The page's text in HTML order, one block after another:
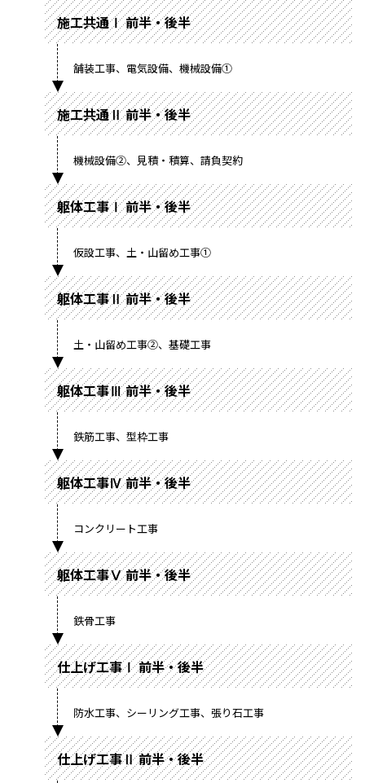
施工共通Ⅰ 前半・後半
舗装工事、電気設備、機械設備①
施工共通Ⅱ 前半・後半
機械設備②、見積・積算、請負契約
躯体工事Ⅰ 前半・後半
仮設工事、土・山留め工事①
躯体工事Ⅱ 前半・後半
土・山留め工事②、基礎工事
躯体工事Ⅲ 前半・後半
鉄筋工事、型枠工事
躯体工事Ⅳ 前半・後半
コンクリート工事
躯体工事Ⅴ 前半・後半
鉄骨工事
仕上げ工事Ⅰ 前半・後半
防水工事、シーリング工事、張り石工事
仕上げ工事Ⅱ 前半・後半